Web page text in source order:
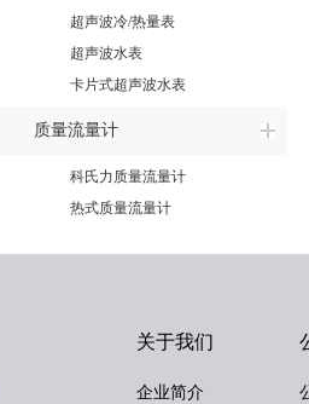
超声波冷/热量表
超声波水表
卡片式超声波水表
质量流量计
科氏力质量流量计
热式质量流量计
关于我们
企业简介